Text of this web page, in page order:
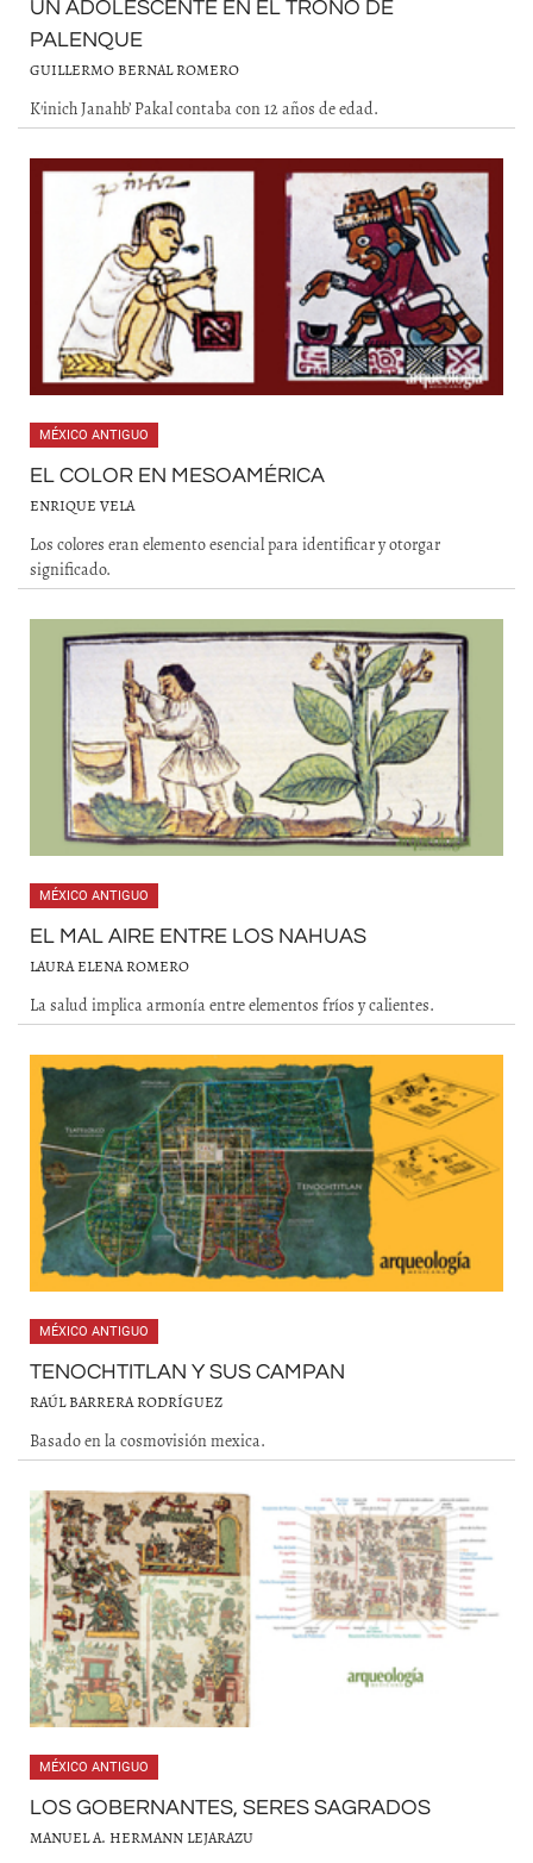
UN ADOLESCENTE EN EL TRONO DE
PALENQUE
GUILLERMO BERNAL ROMERO
K’inich Janahb’ Pakal contaba con 12 años de edad.
MÉXICO ANTIGUO
EL COLOR EN MESOAMÉRICA
ENRIQUE VELA
Los colores eran elemento esencial para identificar y otorgar
significado.
MÉXICO ANTIGUO
EL MAL AIRE ENTRE LOS NAHUAS
LAURA ELENA ROMERO
La salud implica armonía entre elementos fríos y calientes.
MÉXICO ANTIGUO
TENOCHTITLAN Y SUS CAMPAN
RAÚL BARRERA RODRÍGUEZ
Basado en la cosmovisión mexica.
MÉXICO ANTIGUO
LOS GOBERNANTES, SERES SAGRADOS
MANUEL A. HERMANN LEJARAZU